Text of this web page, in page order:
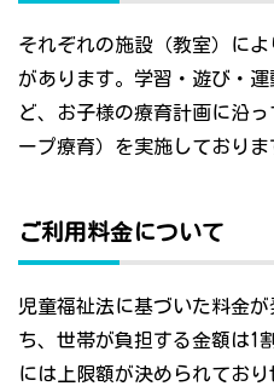
それぞれの施設（教室）に
があります。学習・遊び・
ど、お子様の療育計画に沿
ープ療育）を実施しておりま
ご利用料金について
児童福祉法に基づいた料金
ち、世帯が負担する金額は1
には上限額が決められてお